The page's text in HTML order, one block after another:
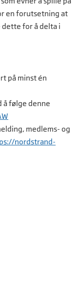
en forutsetning at
for å delta i
på minst én
å følge denne
medlems- og
nordstrand-